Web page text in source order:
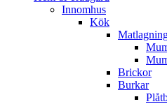
Innomhus
Kök
Brickor
Burkar